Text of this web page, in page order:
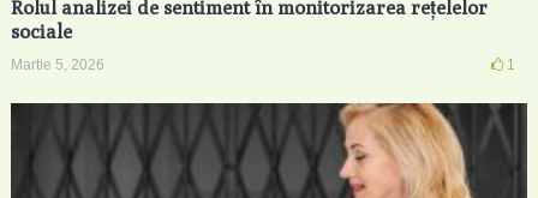
Rolul analizei de sentiment în monitorizarea rețelelor
sociale
Martie 5, 2026 1